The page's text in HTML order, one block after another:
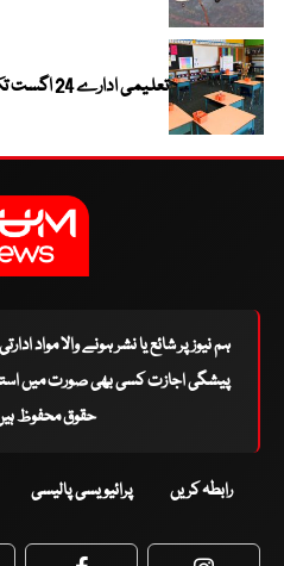
تعلیمی ادارے 24 اگست تک بند رہیں گے، رانا سکندر حیات
ہم نیوز پر شائع یا نشر ہونے والا مواد
پیشگی اجازت کسی بھی صورت میں
حقوق محفوظ ہیں ©
رابطہ کریں پرائیویسی پالیسی